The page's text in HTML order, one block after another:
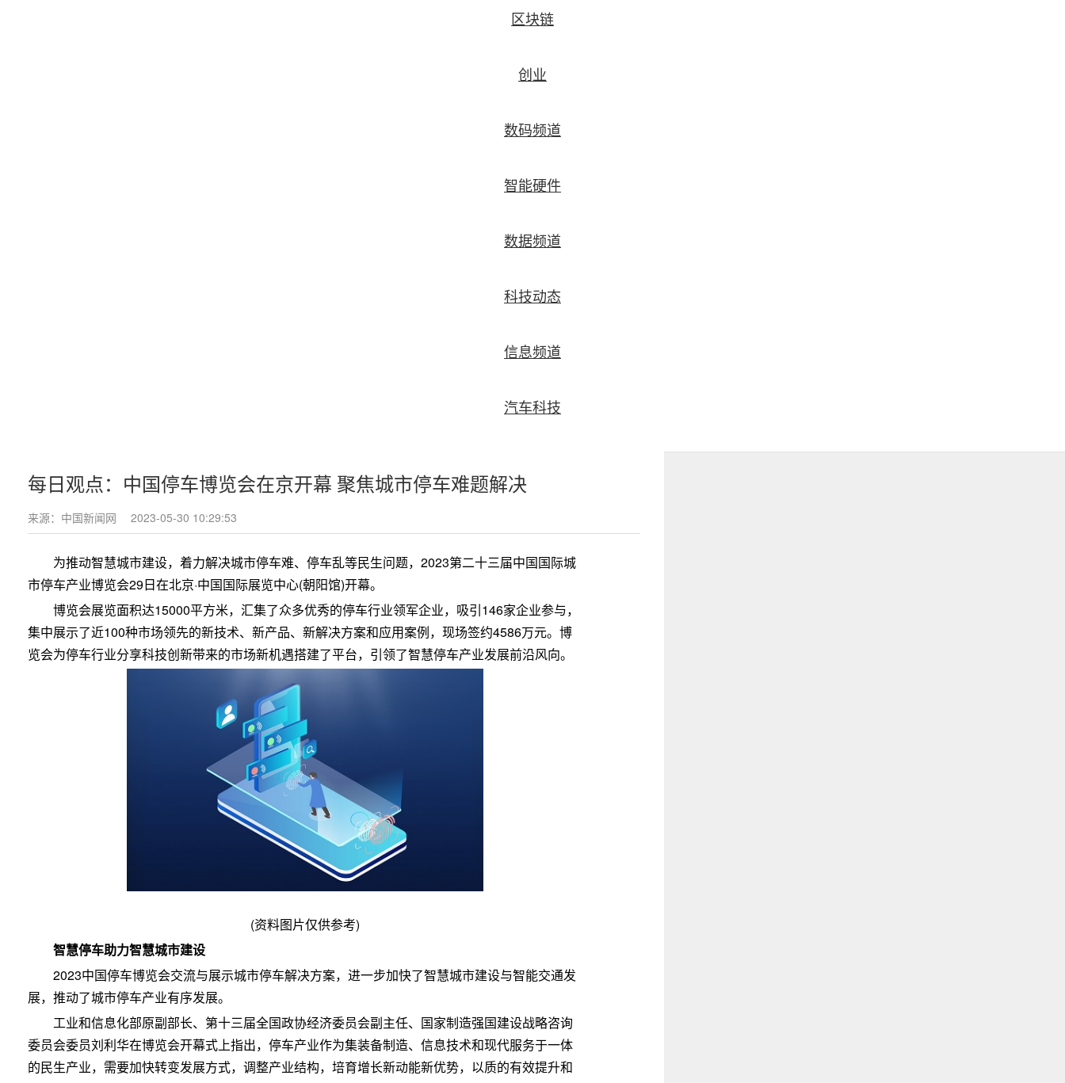
区块链
创业
数码频道
智能硬件
数据频道
科技动态
信息频道
汽车科技
每日观点：中国停车博览会在京开幕 聚焦城市停车难题解决
来源：中国新闻网 2023-05-30 10:29:53
为推动智慧城市建设，着力解决城市停车难、停车乱等民生问题，2023第二十三届中国国际城
市停车产业博览会29日在北京·中国国际展览中心(朝阳馆)开幕。
博览会展览面积达15000平方米，汇集了众多优秀的停车行业领军企业，吸引146家企业参与，
集中展示了近100种市场领先的新技术、新产品、新解决方案和应用案例，现场签约4586万元。博
览会为停车行业分享科技创新带来的市场新机遇搭建了平台，引领了智慧停车产业发展前沿风向。
(资料图片仅供参考)
智慧停车助力智慧城市建设
2023中国停车博览会交流与展示城市停车解决方案，进一步加快了智慧城市建设与智能交通发
展，推动了城市停车产业有序发展。
工业和信息化部原副部长、第十三届全国政协经济委员会副主任、国家制造强国建设战略咨询
委员会委员刘利华在博览会开幕式上指出，停车产业作为集装备制造、信息技术和现代服务于一体
的民生产业，需要加快转变发展方式，调整产业结构，培育增长新动能新优势，以质的有效提升和